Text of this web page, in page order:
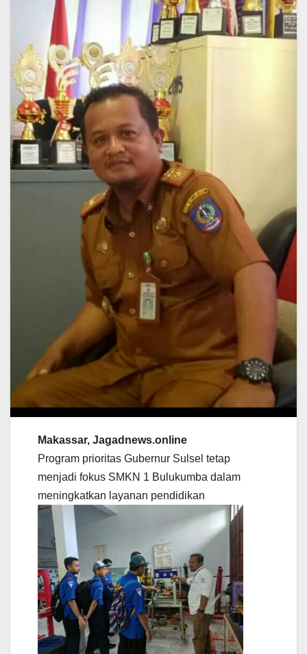
Makassar, Jagadnews.online
Program prioritas Gubernur Sulsel tetap
menjadi fokus SMKN 1 Bulukumba dalam
meningkatkan layanan pendidikan